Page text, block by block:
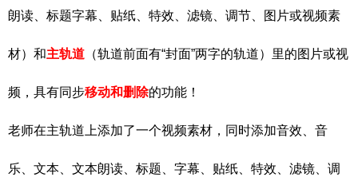
朗读、标题字幕、贴纸、特效、滤镜、调节、图片或视频素
材）和主轨道 （轨道前面有“封面”两字的轨道）里的图片或视
频，具有同步移动和删除的功能！
老师在主轨道上添加了一个视频素材，同时添加音效、音
乐、文本、文本朗读、标题、字幕、贴纸、特效、滤镜、调